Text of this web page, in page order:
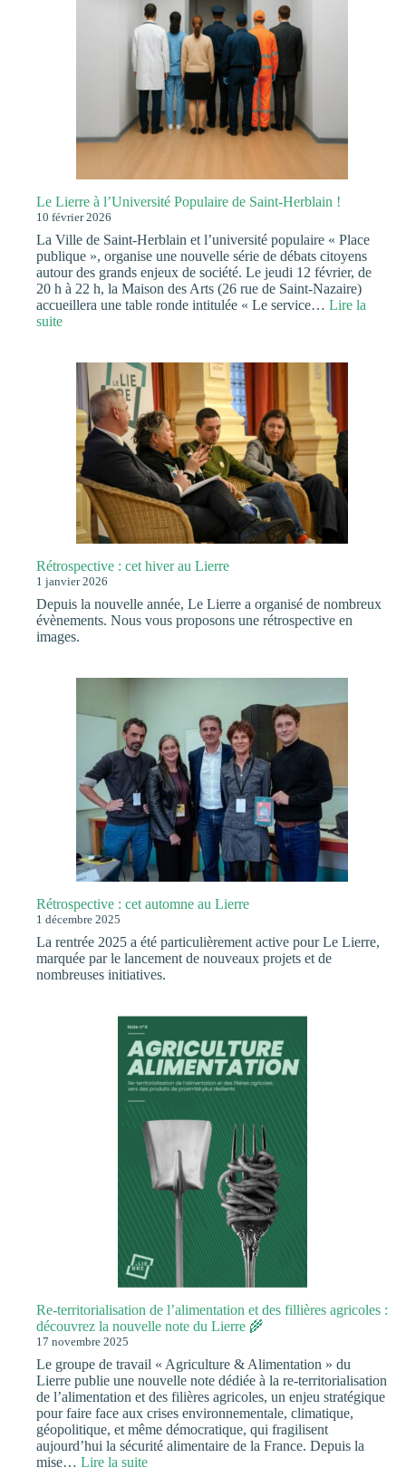
Le Lierre à l’Université Populaire de Saint-Herblain !
10 février 2026
La Ville de Saint-Herblain et l’université populaire « Place
publique », organise une nouvelle série de débats citoyens
autour des grands enjeux de société. Le jeudi 12 février, de
20 h à 22 h, la Maison des Arts (26 rue de Saint-Nazaire)
accueillera une table ronde intitulée « Le service… Lire la
suite:
l’Université
Populaire
Saint-
Herblain
Rétrospective : cet hiver au Lierre
1 janvier 2026
Depuis la nouvelle année, Le Lierre a organisé de nombreux
évènements. Nous vous proposons une rétrospective en
images.
Rétrospective : cet automne au Lierre
1 décembre 2025
La rentrée 2025 a été particulièrement active pour Le Lierre,
marquée par le lancement de nouveaux projets et de
nombreuses initiatives.
Re-territorialisation de l’alimentation et des fillières agricoles :
découvrez la nouvelle note du Lierre 🌾​
17 novembre 2025
Le groupe de travail « Agriculture & Alimentation » du
Lierre publie une nouvelle note dédiée à la re-territorialisation
de l’alimentation et des filières agricoles, un enjeu stratégique
pour faire face aux crises environnementale, climatique,
géopolitique, et même démocratique, qui fragilisent
aujourd’hui la sécurité alimentaire de la France. Depuis la
mise… Lire la suite: